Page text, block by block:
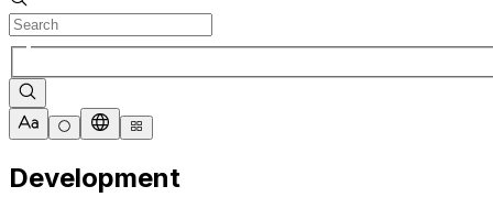
Development